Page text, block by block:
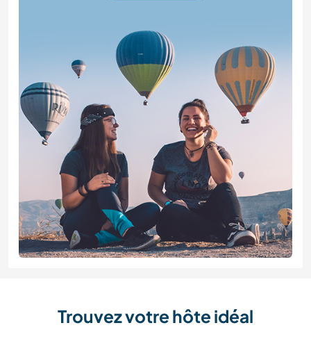
Trouvez votre hôte idéal